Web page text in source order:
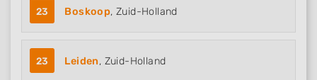
23 Boskoop, Zuid-Holland
23 Leiden, Zuid-Holland